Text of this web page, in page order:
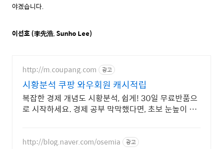
야겠습니다.
이선호 (李先浩, Sunho Lee)
http://m.coupang.com 광고
시황분석 쿠팡 와우회원 캐시적립
복잡한 경제 개념도 시황분석, 쉽게! 30일 무료반품으
로 시작하세요. 경제 공부 막막했다면, 초보 눈높이 책
http://blog.naver.com/osemia 광고